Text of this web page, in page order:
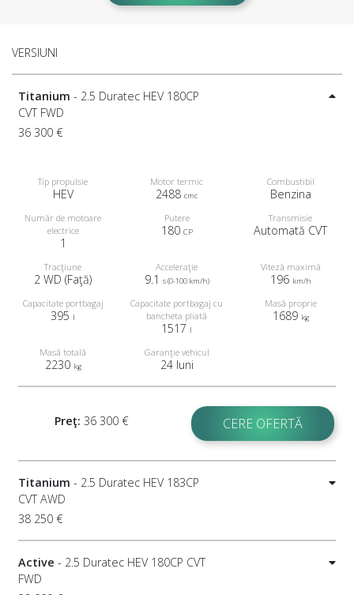
VERSIUNI
Titanium - 2.5 Duratec HEV 180CP
CVT FWD
36 300 €
Tip propulsie
HEV
Motor termic
2488 cmc
Combustibil
Benzina
Număr de motoare
electrice
1
Putere
180 CP
Transmisie
Automată CVT
Tracţiune
2 WD (Faţă)
Acceleraţie
9.1 s (0-100 km/h)
Viteză maximă
196 km/h
Capacitate portbagaj
395 l
Capacitate portbagaj cu
bancheta pliată
1517 l
Masă proprie
1689 kg
Masă totală
2230 kg
Garanţie vehicul
24 luni
Preţ: 36 300 € CERE OFERTĂ
Titanium - 2.5 Duratec HEV 183CP
CVT AWD
38 250 €
Active - 2.5 Duratec HEV 180CP CVT
FWD